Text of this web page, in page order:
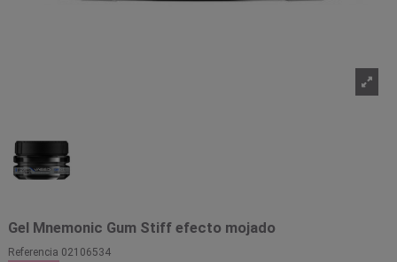
Gel Mnemonic Gum Stiff efecto mojado
Referencia 02106534